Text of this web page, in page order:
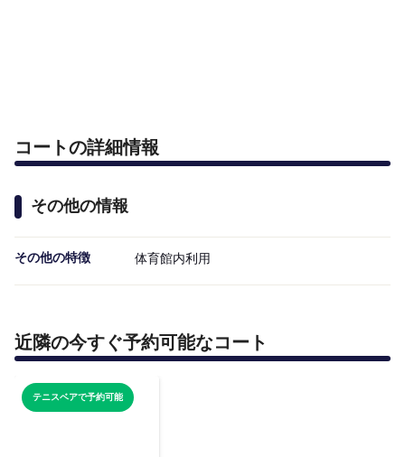
コートの詳細情報
その他の情報
その他の特徴 体育館内利用
近隣の今すぐ予約可能なコート
テニスベアで予約可能